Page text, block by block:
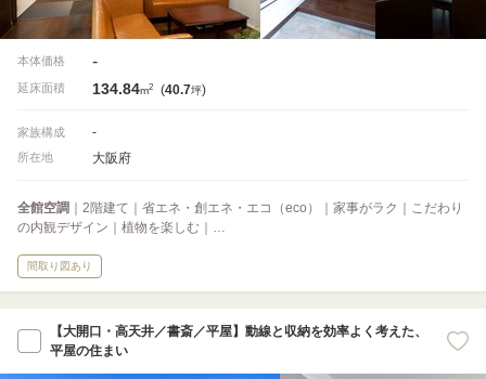
本体価格 -
延床面積 134.84m2 (40.7坪)
家族構成 -
所在地 大阪府
全館空調 ｜2階建て｜省エネ・創エネ・エコ（eco）｜家事がラク｜こだわり
の内観デザイン｜植物を楽しむ｜…
間取り図あり
【大開口・高天井／書斎／平屋】動線と収納を効率よく考えた、
平屋の住まい